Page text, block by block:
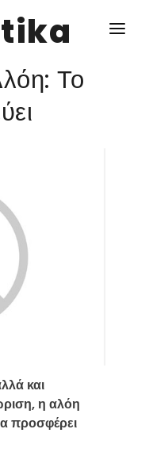
Το
και
η αλόη
προσφέρει